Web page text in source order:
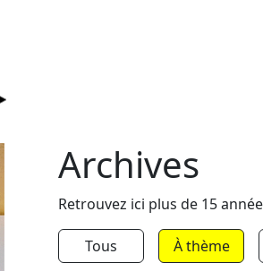
Archives
Retrouvez ici plus de 15
Tous À thème